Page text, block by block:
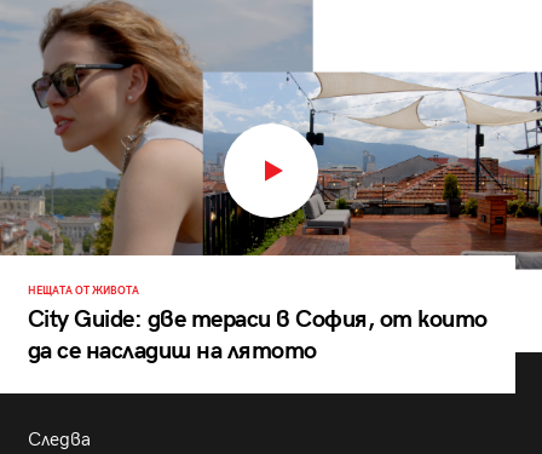
НЕЩАТА ОТ ЖИВОТА
City Guide: две тераси в София, от които
да се насладиш на лятото
Следва